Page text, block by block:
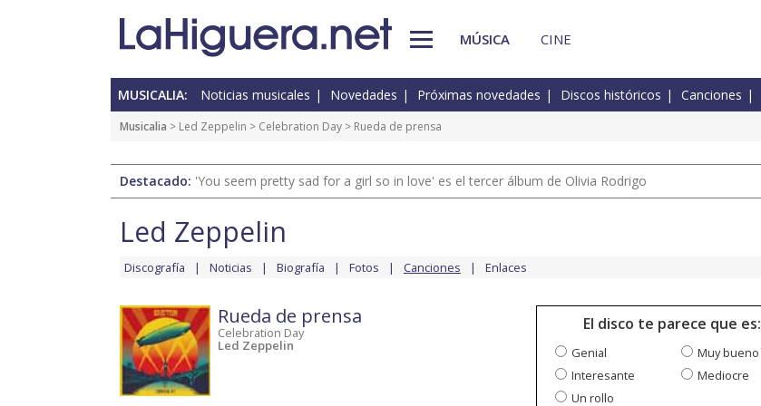
MÚSICA CINE
MUSICALIA: Noticias musicales Novedades Próximas novedades Discos históricos Canciones
Musicalia > Led Zeppelin > Celebration Day > Rueda de prensa
Destacado: 'You seem pretty sad for a girl so in love' es el tercer álbum de Olivia Rodrigo
Led Zeppelin
Discografía Noticias Biografía Fotos Canciones Enlaces
Rueda de prensa
Celebration Day
Led Zeppelin
El disco te parece que es:
Genial
Muy bueno
Interesante
Mediocre
Un rollo